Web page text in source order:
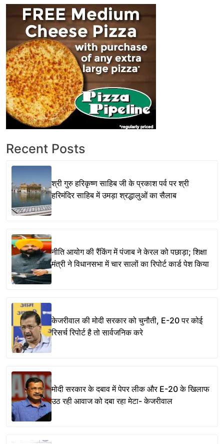
Recent Posts
श्री गुरु हरिकृष्ण साहिब जी के प्रकाश पर्व पर श्री
हरिमंदिर साहिब में उमड़ा श्रद्धालुओं का सैलाब
नीति आयोग की रैंकिंग में पंजाब ने केरल को पछाड़ा; शिक्षा
मंत्री ने विधानसभा में चार सालों का रिपोर्ट कार्ड पेश किया
केजरीवाल की मोदी सरकार को चुनौती, E-20 पर कोई
रिसर्च रिपोर्ट है तो सार्वजनिक करे
मोदी सरकार के दबाव में पेपर लीक और E-20 के खिलाफ
उठ रही आवाज को दबा रहा मेटा- केजरीवाल